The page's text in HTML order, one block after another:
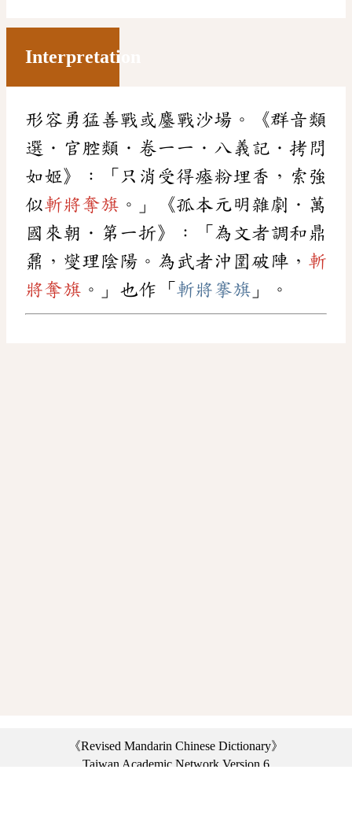
Interpretation
形容勇猛善戰或鏖戰沙場。《群音類
選．官腔類．卷一一．八義記．拷問
如姬》：「只消受得瘞粉埋香，索強
似斬將奪旗 。」《孤本元明雜劇．萬
國來朝．第一折》：「為文者調和鼎
鼐，燮理陰陽。為武者沖圍破陣， 斬
將奪旗 。」也作「 斬將搴旗 」。
《Revised Mandarin Chinese Dictionary》
Taiwan Academic Network Version 6